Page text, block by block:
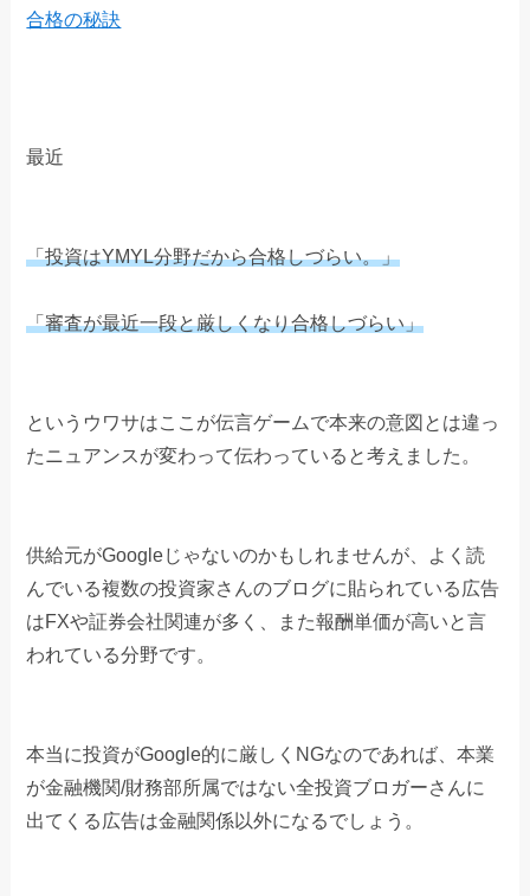
合格の秘訣
最近
「投資はYMYL分野だから合格しづらい。」
「審査が最近一段と厳しくなり合格しづらい」
というウワサはここが伝言ゲームで本来の意図とは違っ
たニュアンスが変わって伝わっていると考えました。
供給元がGoogleじゃないのかもしれませんが、よく読
んでいる複数の投資家さんのブログに貼られている広告
はFXや証券会社関連が多く、また報酬単価が高いと言
われている分野です。
本当に投資がGoogle的に厳しくNGなのであれば、本業
が金融機関/財務部所属ではない全投資ブロガーさんに
出てくる広告は金融関係以外になるでしょう。